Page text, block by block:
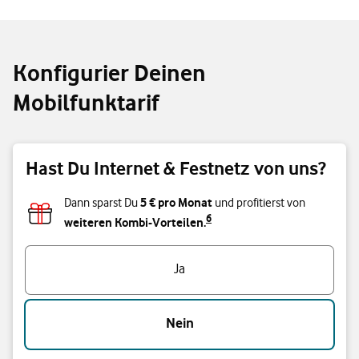
Konfigurier Deinen
Mobilfunktarif
Hast Du Internet & Festnetz von uns?
Dann sparst Du5 € pro Monat und profitierst von
weiteren Kombi-Vorteilen.6
Hast Du Internet & Festnetz von uns?
Ja
Nein